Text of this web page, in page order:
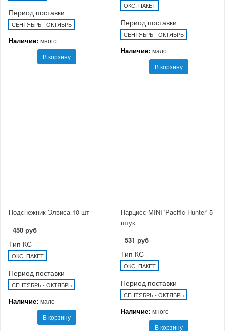
Период поставки
СЕНТЯБРЬ - ОКТЯБРЬ
Наличие: много
В корзину
ОКС, ПАКЕТ
Период поставки
СЕНТЯБРЬ - ОКТЯБРЬ
Наличие: мало
В корзину
Подснежник Элвиса 10 шт
450 руб
Тип КС
ОКС, ПАКЕТ
Период поставки
СЕНТЯБРЬ - ОКТЯБРЬ
Наличие: мало
В корзину
Нарцисс MINI 'Pacific Hunter' 5
штук
531 руб
Тип КС
ОКС, ПАКЕТ
Период поставки
СЕНТЯБРЬ - ОКТЯБРЬ
Наличие: много
В корзину